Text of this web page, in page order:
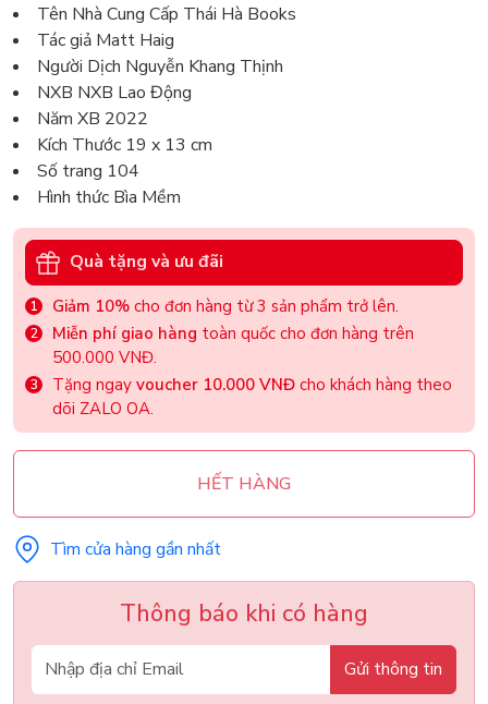
Tên Nhà Cung Cấp Thái Hà Books
Tác giả Matt Haig
Người Dịch Nguyễn Khang Thịnh
NXB NXB Lao Động
Năm XB 2022
Kích Thước 19 x 13 cm
Số trang 104
Hình thức Bìa Mềm
Quà tặng và ưu đãi
Giảm 10% cho đơn hàng từ 3 sản phẩm trở lên.
Miễn phí giao hàng toàn quốc cho đơn hàng trên
500.000 VNĐ.
Tặng ngay voucher 10.000 VNĐ cho khách hàng theo
dõi ZALO OA.
HẾT HÀNG
Tìm cửa hàng gần nhất
Thông báo khi có hàng
Gửi thông tin